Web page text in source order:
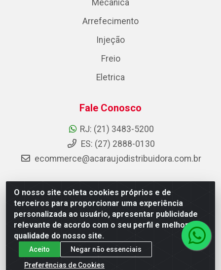
O nosso site coleta cookies próprios e de
terceiros para proporcionar uma experiência
personalizada ao usuário, apresentar publicidade
relevante de acordo com o seu perfil e melhorar a
qualidade do nosso site.
Aceito
Negar não essenciais
Preferências de Cookies
Mecânica
Arrefecimento
Injeção
Freio
Eletrica
Fale Conosco
RJ: (21) 3483-5200
ES: (27) 2888-0130
ecommerce@acaraujodistribuidora.com.br
AC Araujo Distribuidora - Rua Carneiro de Campos, 42 -
São Cristóvão, Rio de Janeiro/RJ - CEP 20.920-410 -
CNPJ 08.744.753/0003-85